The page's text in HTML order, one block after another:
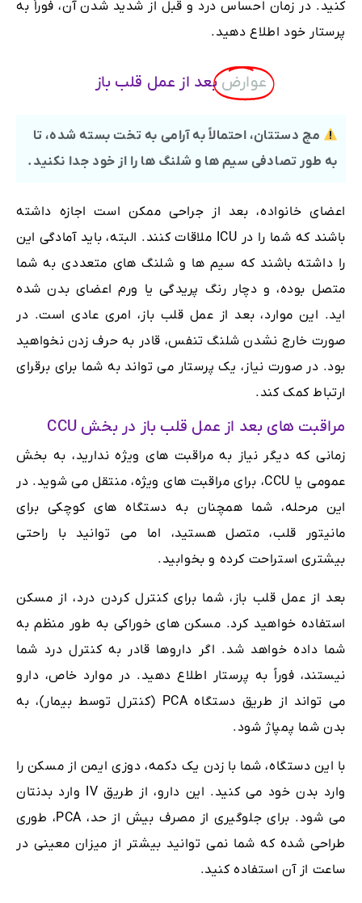
کنید. در زمان احساس درد و قبل از شدید شدن آن، فوراً به
پرستار خود اطلاع دهید.
عوارض بعد از عمل قلب باز
مچ دستتان، احتمالاً به آرامی به تخت بسته شده، تا
به طور تصادفی سیم ها و شلنگ ها را از خود جدا نکنید.
اعضای خانواده، بعد از جراحی ممکن است اجازه داشته
باشند که شما را در ICU ملاقات کنند. البته، باید آمادگی این
را داشته باشند که سیم ها و شلنگ های متعددی به شما
متصل بوده، و دچار رنگ پریدگی یا ورم اعضای بدن شده
اید. این موارد، بعد از عمل قلب باز، امری عادی است. در
صورت خارج نشدن شلنگ تنفس، قادر به حرف زدن نخواهید
بود. در صورت نیاز، یک پرستار می تواند به شما برای برقرای
ارتباط کمک کند.
مراقبت های بعد از عمل قلب باز در بخش CCU
زمانی که دیگر نیاز به مراقبت های ویژه ندارید، به بخش
عمومی یا CCU، برای مراقبت های ویژه، منتقل می شوید. در
این مرحله، شما همچنان به دستگاه های کوچکی برای
مانیتور قلب، متصل هستید، اما می توانید با راحتی
بیشتری استراحت کرده و بخوابید.
بعد از عمل قلب باز، شما برای کنترل کردن درد، از مسکن
استفاده خواهید کرد. مسکن های خوراکی به طور منظم به
شما داده خواهد شد. اگر داروها قادر به کنترل درد شما
نیستند، فوراً به پرستار اطلاع دهید. در موارد خاص، دارو
می تواند از طریق دستگاه PCA (کنترل توسط بیمار)، به
بدن شما پمپاژ شود.
با این دستگاه، شما با زدن یک دکمه، دوزی ایمن از مسکن را
وارد بدن خود می کنید. این دارو، از طریق IV وارد بدنتان
می شود. برای جلوگیری از مصرف بیش از حد، PCA، طوری
طراحی شده که شما نمی توانید بیشتر از میزان معینی در
ساعت از آن استفاده کنید.